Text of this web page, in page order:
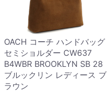
OACH コーチ ハンドバッグ
セミショルダー CW637
B4WBR BROOKLYN SB 28
ブルックリン レディース ブ
ラウン